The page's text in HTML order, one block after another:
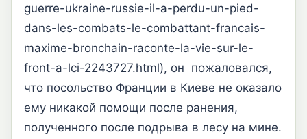
guerre-ukraine-russie-il-a-perdu-un-pied-
dans-les-combats-le-combattant-francais-
maxime-bronchain-raconte-la-vie-sur-le-
front-a-lci-2243727.html), он пожаловался,
что посольство Франции в Киеве не оказало
ему никакой помощи после ранения,
полученного после подрыва в лесу на мине.